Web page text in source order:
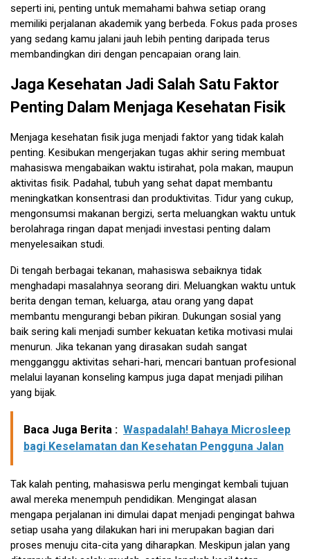
seperti ini, penting untuk memahami bahwa setiap orang
memiliki perjalanan akademik yang berbeda. Fokus pada proses
yang sedang kamu jalani jauh lebih penting daripada terus
membandingkan diri dengan pencapaian orang lain.
Jaga Kesehatan Jadi Salah Satu Faktor
Penting Dalam Menjaga Kesehatan Fisik
Menjaga kesehatan fisik juga menjadi faktor yang tidak kalah
penting. Kesibukan mengerjakan tugas akhir sering membuat
mahasiswa mengabaikan waktu istirahat, pola makan, maupun
aktivitas fisik. Padahal, tubuh yang sehat dapat membantu
meningkatkan konsentrasi dan produktivitas. Tidur yang cukup,
mengonsumsi makanan bergizi, serta meluangkan waktu untuk
berolahraga ringan dapat menjadi investasi penting dalam
menyelesaikan studi.
Di tengah berbagai tekanan, mahasiswa sebaiknya tidak
menghadapi masalahnya seorang diri. Meluangkan waktu untuk
berita dengan teman, keluarga, atau orang yang dapat
membantu mengurangi beban pikiran. Dukungan sosial yang
baik sering kali menjadi sumber kekuatan ketika motivasi mulai
menurun. Jika tekanan yang dirasakan sudah sangat
mengganggu aktivitas sehari-hari, mencari bantuan profesional
melalui layanan konseling kampus juga dapat menjadi pilihan
yang bijak.
Baca Juga Berita : Waspadalah! Bahaya Microsleep
bagi Keselamatan dan Kesehatan Pengguna Jalan
Tak kalah penting, mahasiswa perlu mengingat kembali tujuan
awal mereka menempuh pendidikan. Mengingat alasan
mengapa perjalanan ini dimulai dapat menjadi pengingat bahwa
setiap usaha yang dilakukan hari ini merupakan bagian dari
proses menuju cita-cita yang diharapkan. Meskipun jalan yang